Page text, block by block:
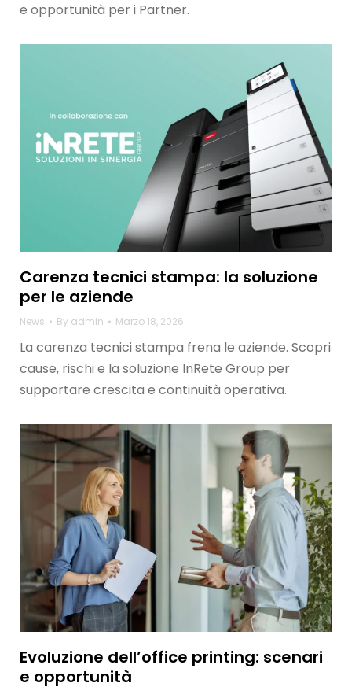
e opportunità per i Partner.
Carenza tecnici stampa: la soluzione
per le aziende
News By admin Marzo 18, 2026
La carenza tecnici stampa frena le aziende. Scopri
cause, rischi e la soluzione InRete Group per
supportare crescita e continuità operativa.
Evoluzione dell’office printing: scenari
e opportunità